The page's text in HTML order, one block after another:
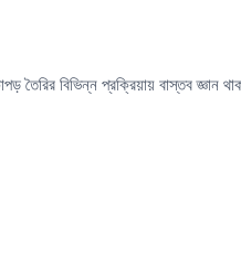
তৈরির বিভিন্ন প্রক্রিয়ায় বাস্তব জ্ঞান